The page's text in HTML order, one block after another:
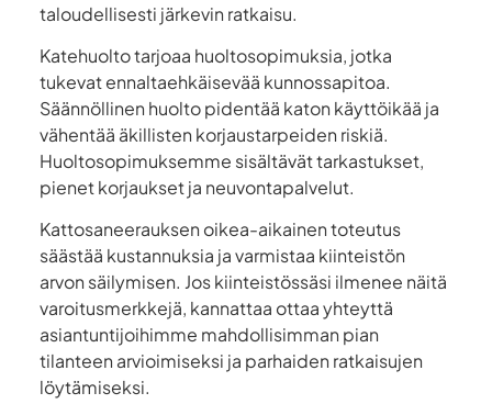
taloudellisesti järkevin ratkaisu.
Katehuolto tarjoaa huoltosopimuksia, jotka
tukevat ennaltaehkäisevää kunnossapitoa.
Säännöllinen huolto pidentää katon käyttöikää ja
vähentää äkillisten korjaustarpeiden riskiä.
Huoltosopimuksemme sisältävät tarkastukset,
pienet korjaukset ja neuvontapalvelut.
Kattosaneerauksen oikea-aikainen toteutus
säästää kustannuksia ja varmistaa kiinteistön
arvon säilymisen. Jos kiinteistössäsi ilmenee näitä
varoitusmerkkejä, kannattaa ottaa yhteyttä
asiantuntijoihimme mahdollisimman pian
tilanteen arvioimiseksi ja parhaiden ratkaisujen
löytämiseksi.